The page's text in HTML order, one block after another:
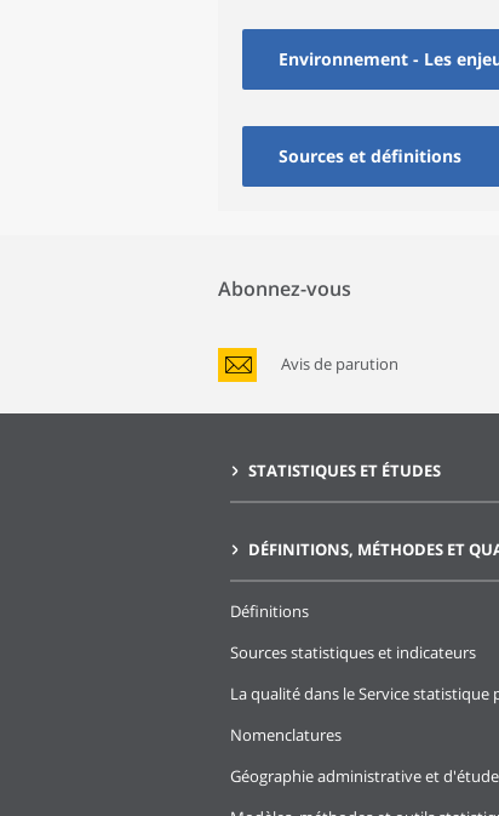
Environnement - Les
Sources et définitions
Abonnez-vous
Avis de parution
STATISTIQUES ET ÉTUDES
DÉFINITIONS, MÉTHODES ET
Définitions
Sources statistiques et indicateurs
La qualité dans le Service statistique
Nomenclatures
Géographie administrative et d'étude